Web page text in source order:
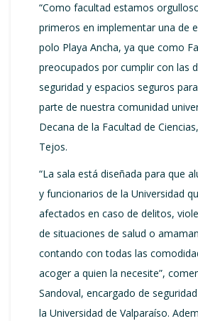
“Como facultad estamos
primeros en implementar una de
polo Playa Ancha, ya que como
preocupados por cumplir con las
seguridad y espacios seguros
parte de nuestra comunidad
Decana de la Facultad de
Tejos.
“La sala está diseñada para que
y funcionarios de la Universidad
afectados en caso de delitos,
de situaciones de salud o
contando con todas las
acoger a quien la necesite”,
Sandoval, encargado de
la Universidad de Valparaíso.